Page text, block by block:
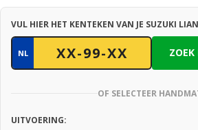
VUL HIER HET KENTEKEN VAN JE SUZUKI
NL
OF SELECTEER
UITVOERING: